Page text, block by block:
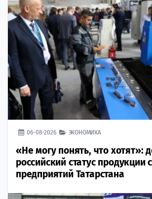
06-08-2026 ЭКОНОМИКА
«Не могу понять, что хотят»:
российский статус продукции
предприятий Татарстана